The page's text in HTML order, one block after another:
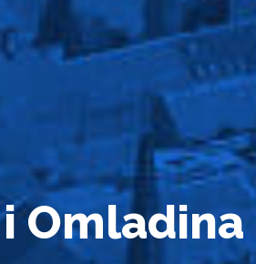
Omladina